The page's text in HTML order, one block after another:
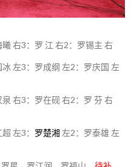
右3：罗 江 右2：罗锡主 右
左3：罗成纲 左2：罗庆国 左
右3：罗在砚 右2：罗 芬 右
左3： 罗楚湘 左2：罗泰雄 左